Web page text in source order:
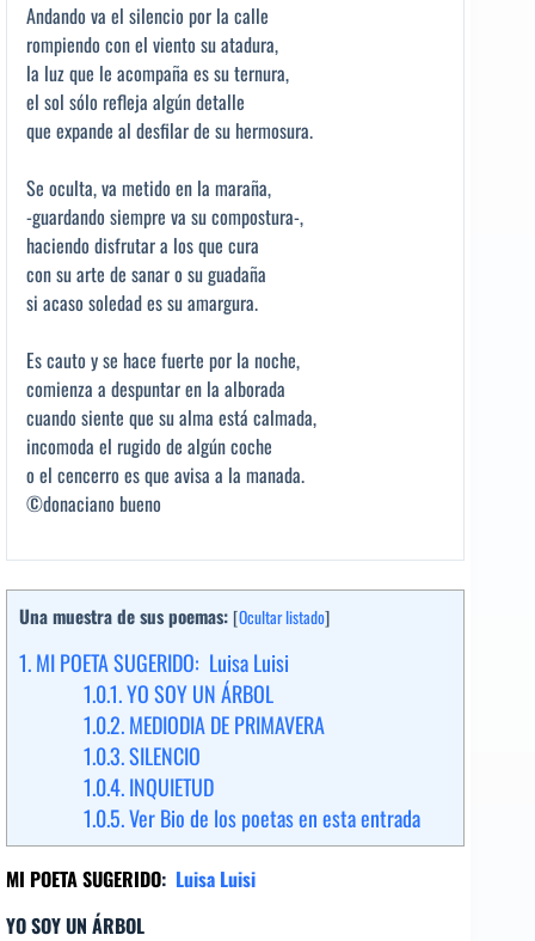
Andando va el silencio por la calle
rompiendo con el viento su atadura,
la luz que le acompaña es su ternura,
el sol sólo refleja algún detalle
que expande al desfilar de su hermosura.
Se oculta, va metido en la maraña,
-guardando siempre va su compostura-,
haciendo disfrutar a los que cura
con su arte de sanar o su guadaña
si acaso soledad es su amargura.
Es cauto y se hace fuerte por la noche,
comienza a despuntar en la alborada
cuando siente que su alma está calmada,
incomoda el rugido de algún coche
o el cencerro es que avisa a la manada.
©donaciano bueno
Una muestra de sus poemas: [Ocultar listado]
1.MI POETA SUGERIDO: Luisa Luisi
1.0.1.YO SOY UN ÁRBOL
1.0.2.MEDIODIA DE PRIMAVERA
1.0.3.SILENCIO
1.0.4.INQUIETUD
1.0.5.Ver Bio de los poetas en esta entrada
MI POETA SUGERIDO: Luisa Luisi
YO SOY UN ÁRBOL